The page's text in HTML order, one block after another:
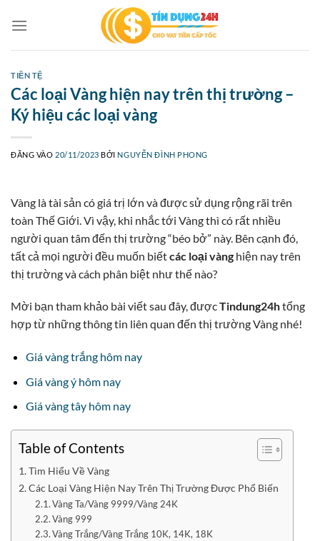
qua
TIỀN TỆ
Các loại Vàng hiện nay trên thị trường –
Ký hiệu các loại vàng
ĐĂNG VÀO 20/11/2023 BỞI NGUYỄN ĐÌNH PHONG
Vàng là tài sản có giá trị lớn và được sử dụng rộng rãi trên
toàn Thế Giới. Vì vậy, khi nhắc tới Vàng thì có rất nhiều
người quan tâm đến thị trường “béo bở” này. Bên cạnh đó,
tất cả mọi người đều muốn biếtcác loại vàng hiện nay trên
thị trường và cách phân biệt như thế nào?
Mời bạn tham khảo bài viết sau đây, đượcTindung24htổng
hợp từ những thông tin liên quan đến thị trường Vàng nhé!
Giá vàng trắng hôm nay
Giá vàng ý hôm nay
Giá vàng tây hôm nay
Table of Contents
Tìm Hiểu Về Vàng
Các Loại Vàng Hiện Nay Trên Thị Trường Được Phổ Biến
Vàng Ta/Vàng 9999/Vàng 24K
Vàng 999
Vàng Trắng/Vàng Trắng 10K, 14K, 18K